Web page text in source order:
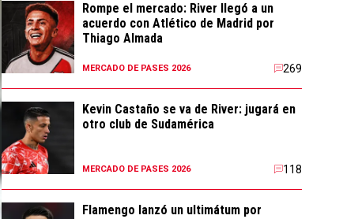
Rompe el mercado: River llegó a un
acuerdo con Atlético de Madrid por
Thiago Almada
MERCADO DE PASES 2026 269
Kevin Castaño se va de River: jugará en
otro club de Sudamérica
MERCADO DE PASES 2026 118
Flamengo lanzó un ultimátum por